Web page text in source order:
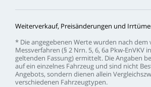
Weiterverkauf, Preisänderungen und
* Dieangegebenen Wertewurden nach dem
Messverfahren (§ 2 Nrn. 5, 6, 6a Pkw-EnVKV in
geltenden Fassung)ermittelt. DieAngaben
aufein einzelnes Fahrzeug und sind nicht
Angebots, sondern dienen allein
verschiedenen Fahrzeugtypen.